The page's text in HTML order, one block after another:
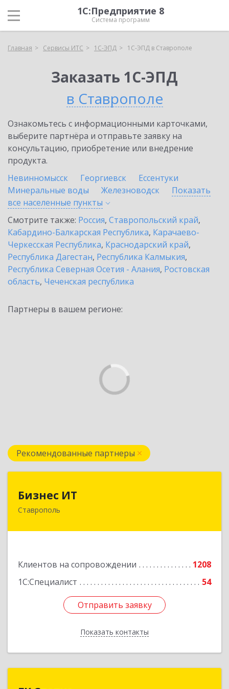
1С:Предприятие 8
Система программ
Главная Сервисы ИТС 1С-ЭПД 1С-ЭПД в Ставрополе
Заказать 1С-ЭПД
в Ставрополе
Ознакомьтесь с информационными карточками,
выберите партнёра и отправьте заявку на
консультацию, приобретение или внедрение
продукта.
Невинномысск
Георгиевск
Ессентуки
Минеральные воды
Железноводск
Показать
все населенные пункты
Смотрите также: Россия, Ставропольский край,
Кабардино-Балкарская Республика, Карачаево-
Черкесская Республика, Краснодарский край,
Республика Дагестан, Республика Калмыкия,
Республика Северная Осетия - Алания, Ростовская
область, Чеченская республика
Партнеры в вашем регионе:
Рекомендованные партнеры
Бизнес ИТ
Ставрополь
Клиентов на сопровождении
1208
1С:Специалист
54
Отправить заявку
Показать контакты
355035, Ставропольский край, Ставрополь г, 1
Отправить заявку
Назад